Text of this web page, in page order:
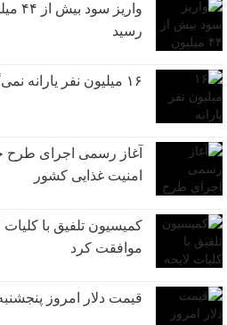
رسید
۱۶ میلیون نفر یارانه نمی‌گیرند
آغاز رسمی اجرای طرح
امنیت غذایی کشور
موافقت کرد
قیمت دلار امروز پنجشنبه ۱۱ دی ۱۴۰۴ اعلام